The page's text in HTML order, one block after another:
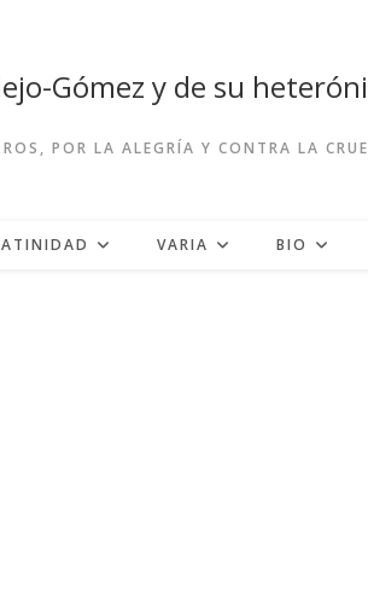
Gómez y de su
POR LA ALEGRÍA Y CONTRA LA
VARIA BIO